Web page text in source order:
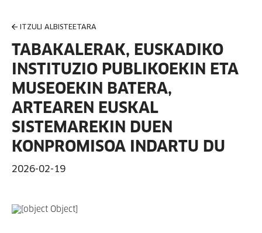
ITZULI ALBISTEETARA
TABAKALERAK, EUSKADIKO
INSTITUZIO PUBLIKOEKIN ETA
MUSEOEKIN BATERA,
ARTEAREN EUSKAL
SISTEMAREKIN DUEN
KONPROMISOA INDARTU DU
2026-02-19